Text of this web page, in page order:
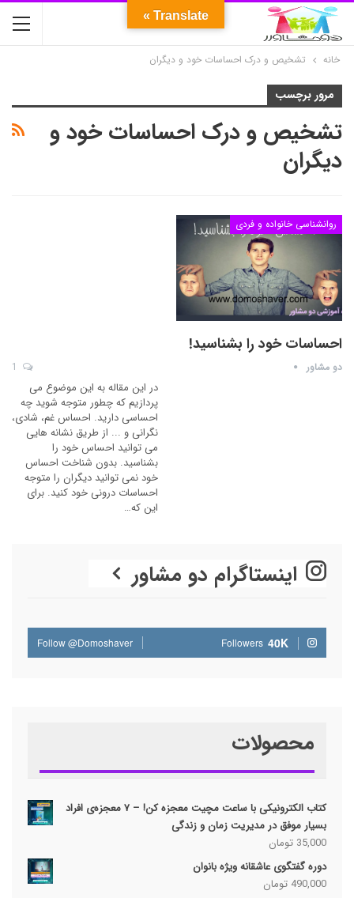
خانه تشخیص و درک احساسات خود و دیگران
مرور برچسب
تشخیص و درک احساسات خود و
دیگران
روانشناسی خانواده و فردی
احساسات خود را بشناسید!
دو مشاور
در این مقاله به این موضوع می
پردازیم که چطور متوجه شوید چه
احساسی دارید. احساس غم، شادی،
نگرانی و ... از طریق نشانه هایی
می توانید احساس خود را
بشناسید. بدون شناخت احساس
خود نمی توانید دیگران را متوجه
احساسات درونی خود کنید. برای
این که…
اینستاگرام دو مشاور
40K
Followers
Follow @Domoshaver
محصولات
کتاب الکترونیکی با ساعت مچیت معجزه کن! – ۷ معجزه‌ی افراد
بسیار موفق در مدیریت زمان و زندگی
35,000 تومان
دوره گفتگوی عاشقانه ویژه بانوان
490,000 تومان
Translate »